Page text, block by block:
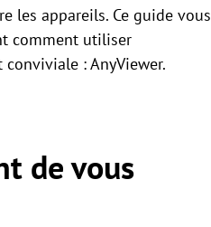
les appareils. Ce guide vous
comment utiliser
: AnyViewer.
de vous